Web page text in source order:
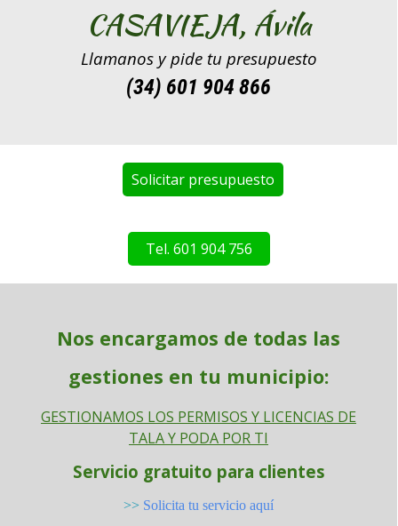
CASAVIEJA, Ávila
Llamanos y pide tu presupuesto
(34) 601 904 866
Solicitar presupuesto
Tel. 601 904 756
Nos encargamos de todas las
gestiones en tu municipio:
GESTIONAMOS LOS PERMISOS Y LICENCIAS DE
TALA Y PODA POR TI
Servicio gratuito para clientes
>> Solicita tu servicio aquí